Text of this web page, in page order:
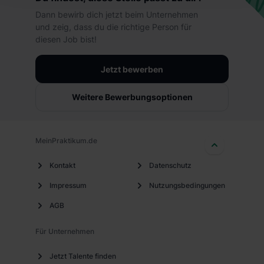
hierbei die Einwilligung zur Übermittlung deiner Daten in
die USA (Art. 49 Abs. 1 S. 1 lit. a) DS-GVO). Die USA
verfügen über kein angemessenes Datenschutzniveau
Einwilligung jederzeit mit Wirkung für die Zukunft ganz
oder teilweise über unsere Datenschutzerklärung unter
dem Punkt „Datenschutz-Einstellungen“ widerrufen.
Informationen:
Datenschutzerklärung
Dann bewirb dich jetzt beim Unternehmen
und zeig, dass du die richtige Person für
diesen Job bist!
Jetzt bewerben
Weitere Bewerbungsoptionen
MeinPraktikum.de
Kontakt
Impressum
AGB
Datenschutz
Nutzungsbedingungen
Für Unternehmen
Jetzt Talente finden